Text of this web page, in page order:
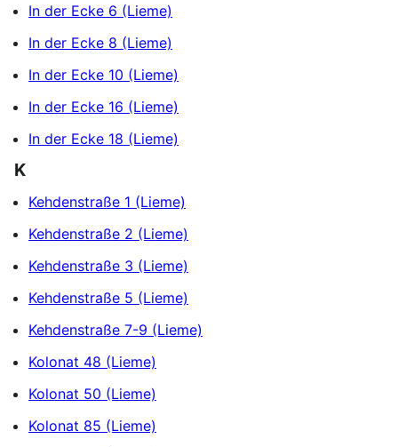
In der Ecke 6 (Lieme)
In der Ecke 8 (Lieme)
In der Ecke 10 (Lieme)
In der Ecke 16 (Lieme)
In der Ecke 18 (Lieme)
K
Kehdenstraße 1 (Lieme)
Kehdenstraße 2 (Lieme)
Kehdenstraße 3 (Lieme)
Kehdenstraße 5 (Lieme)
Kehdenstraße 7-9 (Lieme)
Kolonat 48 (Lieme)
Kolonat 50 (Lieme)
Kolonat 85 (Lieme)